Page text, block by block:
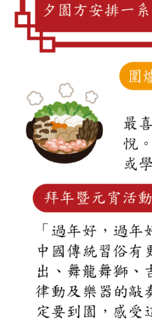
數學領域
私中衝刺
寒夏令營
作息&餐點表
每日作息表
每月行事曆
校園花絮
年度活動
班級相簿
活動影片
幸福交流道
每月園訊
吉瑞福幸福站
吉瑞福教育機構臉書專頁
吉瑞福幸福交流道
教養資訊分享
預約參觀
聯絡我們
校園資料